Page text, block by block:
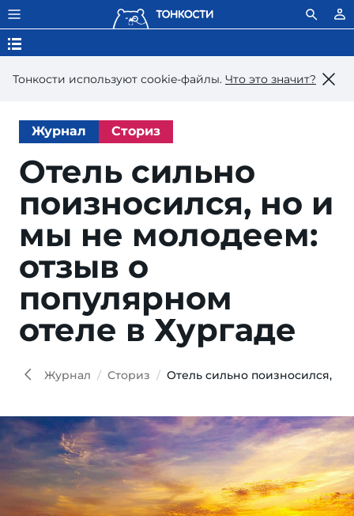
Тонкости используют сookie-файлы. Что это значит?
Журнал Сториз
Отель сильно
поизносился, но и
мы не молодеем:
отзыв о
популярном
отеле в Хургаде
Журнал Сториз Отель сильно поизносился,